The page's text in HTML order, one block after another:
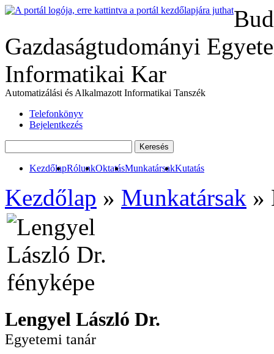
Gazdaságtudományi
Informatikai Kar
Automatizálási és Alkalmazott Informatikai Tanszék
Telefonkönyv
Bejelentkezés
KezdőlapRólunkOktatásMunkatársakKutatás
Kezdőlap » Munkatársak »
Lengyel László Dr.
Egyetemi tanár